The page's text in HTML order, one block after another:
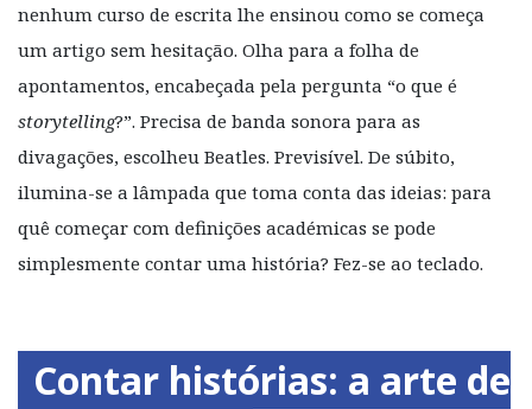
nenhum curso de escrita lhe ensinou como se começa
um artigo sem hesitação. Olha para a folha de
apontamentos, encabeçada pela pergunta “o que é
storytelling?”. Precisa de banda sonora para as
divagações, escolheu Beatles. Previsível. De súbito,
ilumina-se a lâmpada que toma conta das ideias: para
quê começar com definições académicas se pode
simplesmente contar uma história? Fez-se ao teclado.
Contar histórias: a arte de